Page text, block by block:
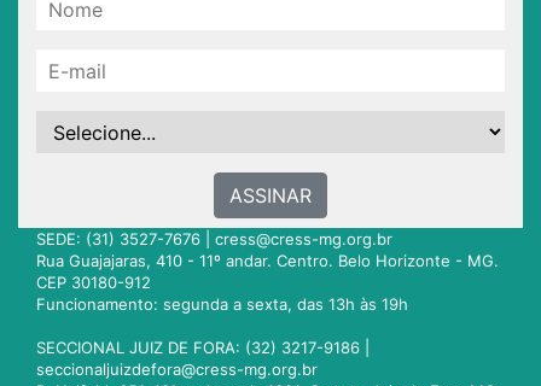
ASSINAR
SEDE: (31) 3527-7676 | cress@cress-mg.org.br
Rua Guajajaras, 410 - 11º andar. Centro. Belo Horizonte - MG.
CEP 30180-912
Funcionamento: segunda a sexta, das 13h às 19h
SECCIONAL JUIZ DE FORA: (32) 3217-9186 |
seccionaljuizdefora@cress-mg.org.br